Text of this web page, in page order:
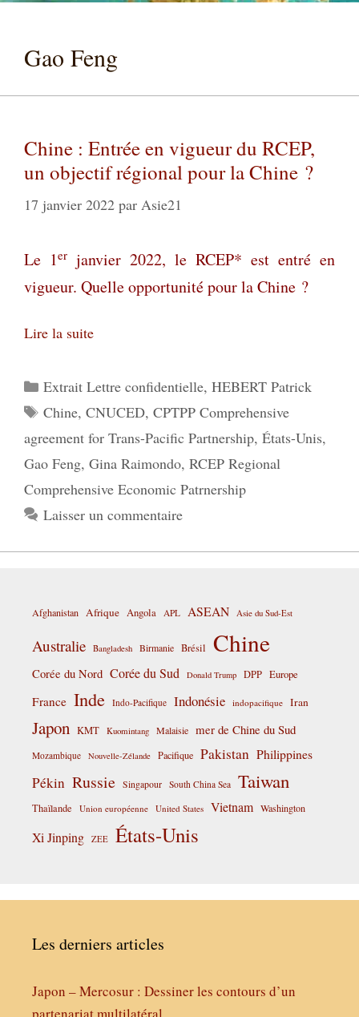
Gao Feng
Chine : Entrée en vigueur du RCEP,
un objectif régional pour la Chine ?
17 janvier 2022 par Asie21
Le 1er janvier 2022, le RCEP* est entré en
vigueur. Quelle opportunité pour la Chine ?
Lire la suite
Catégories
Extrait Lettre confidentielle, HEBERT Patrick
Étiquettes
Chine, CNUCED, CPTPP Comprehensive
agreement for Trans-Pacific Partnership, États-Unis,
Gao Feng, Gina Raimondo, RCEP Regional
Comprehensive Economic Patrnership
Laisser un commentaire
Afghanistan Afrique Angola APL ASEAN Asie du Sud-Est
Australie Bangladesh Birmanie Brésil Chine
Corée du Nord Corée du Sud Donald Trump DPP Europe
France Inde Indo-Pacifique Indonésie indopacifique Iran
Japon KMT Kuomintang Malaisie mer de Chine du Sud
Mozambique Nouvelle-Zélande Pacifique Pakistan Philippines
Pékin Russie Singapour South China Sea Taiwan
Thaïlande Union européenne United States Vietnam Washington
Xi Jinping ZEE États-Unis
Les derniers articles
Japon – Mercosur : Dessiner les contours d’un